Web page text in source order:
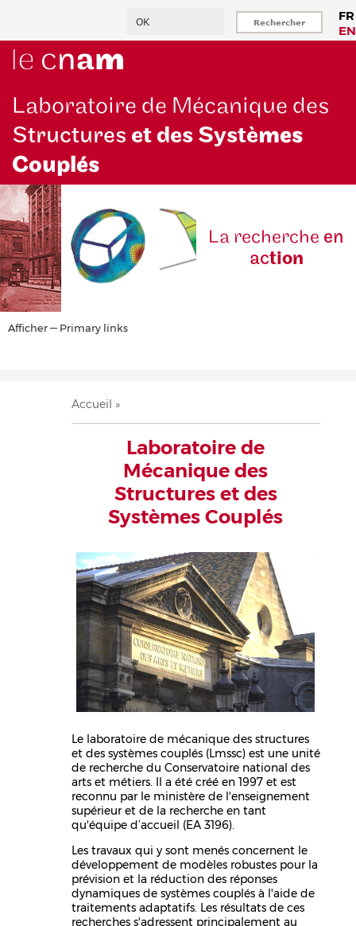
principal
FR
EN
Laboratoire de Mécanique des
Structures et des Systèmes
Couplés
La recherche en
action
Primary
Afficher — Primary links
Fil
d'Ariane
Accueil
Laboratoire de
Mécanique des
Structures et des
Systèmes Couplés
Le laboratoire de mécanique des structures
et des systèmes couplés (Lmssc) est une unité
de recherche du Conservatoire national des
arts et métiers. Il a été créé en 1997 et est
reconnu par le ministère de l'enseignement
supérieur et de la recherche en tant
qu'équipe d’accueil (EA 3196).
Les travaux qui y sont menés concernent le
développement de modèles robustes pour la
prévision et la réduction des réponses
dynamiques de systèmes couplés à l'aide de
traitements adaptatifs. Les résultats de ces
recherches s'adressent principalement au